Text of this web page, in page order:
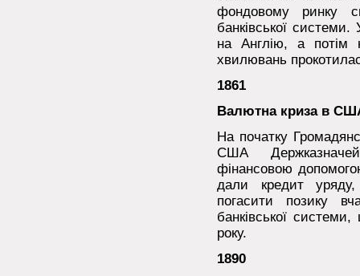
фондовому ринку
банківської
на Англію, а потім
хвилювань
1861
Валютна криза в
На початку
США
фінансовою
дали кредит
погасити позику
банківської
року.
1890